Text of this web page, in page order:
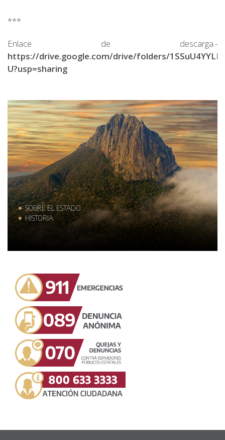
***
Enlace de descarga.-
https://drive.google.com/drive/folders/
U?usp=sharing
SOBRE EL ESTADO
HISTORIA